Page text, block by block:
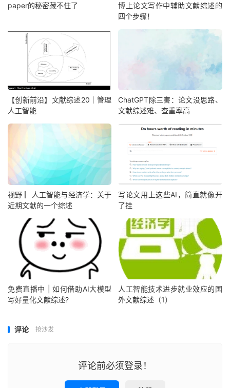
paper的秘密藏不住了
博上论文写作中辅助文献综述的
四个步骤！
【创新前沿】文献综述20｜管理
人工智能
ChatGPT除三害：论文没思路、
文献综述难、查重率高
视野 ▏人工智能与经济学：关于
近期文献的一个综述
写论文用上这些AI，简直就像开
了挂
免费直播中 | 如何借助AI大模型
写好量化文献综述?
人工智能技术进步就业效应的国
外文献综述（1）
评论 抢沙发
评论前必须登录！